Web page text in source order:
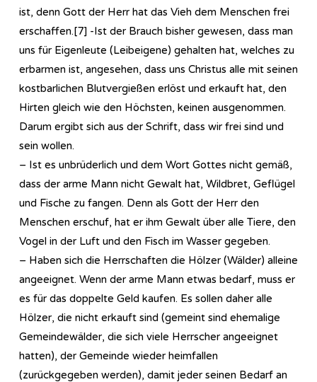
ist, denn Gott der Herr hat das Vieh dem Menschen frei
erschaffen.[7] -Ist der Brauch bisher gewesen, dass man
uns für Eigenleute (Leibeigene) gehalten hat, welches zu
erbarmen ist, angesehen, dass uns Christus alle mit seinen
kostbarlichen Blutvergießen erlöst und erkauft hat, den
Hirten gleich wie den Höchsten, keinen ausgenommen.
Darum ergibt sich aus der Schrift, dass wir frei sind und
sein wollen.
– Ist es unbrüderlich und dem Wort Gottes nicht gemäß,
dass der arme Mann nicht Gewalt hat, Wildbret, Geflügel
und Fische zu fangen. Denn als Gott der Herr den
Menschen erschuf, hat er ihm Gewalt über alle Tiere, den
Vogel in der Luft und den Fisch im Wasser gegeben.
– Haben sich die Herrschaften die Hölzer (Wälder) alleine
angeeignet. Wenn der arme Mann etwas bedarf, muss er
es für das doppelte Geld kaufen. Es sollen daher alle
Hölzer, die nicht erkauft sind (gemeint sind ehemalige
Gemeindewälder, die sich viele Herrscher angeeignet
hatten), der Gemeinde wieder heimfallen
(zurückgegeben werden), damit jeder seinen Bedarf an